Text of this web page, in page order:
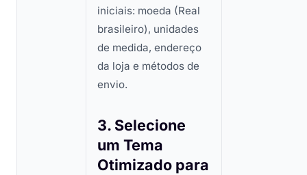
iniciais: moeda (Real
brasileiro), unidades
de medida, endereço
da loja e métodos de
envio.
3. Selecione
um Tema
Otimizado para